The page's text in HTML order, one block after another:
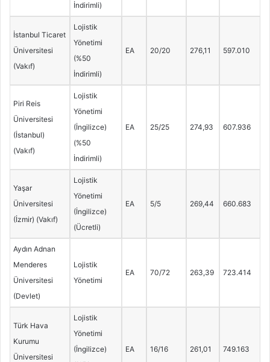
İndirimli)
İstanbul Ticaret
Üniversitesi
(Vakıf)
Lojistik
Yönetimi
(%50
İndirimli)
EA 20/20 276,11 597.010
Piri Reis
Üniversitesi
(İstanbul)
(Vakıf)
Lojistik
Yönetimi
(İngilizce)
(%50
İndirimli)
EA 25/25 274,93 607.936
Yaşar
Üniversitesi
(İzmir) (Vakıf)
Lojistik
Yönetimi
(İngilizce)
(Ücretli)
EA 5/5 269,44 660.683
Aydın Adnan
Menderes
Üniversitesi
(Devlet)
Lojistik
Yönetimi
EA 70/72 263,39 723.414
Türk Hava
Kurumu
Üniversitesi
Lojistik
Yönetimi
(İngilizce)
EA 16/16 261,01 749.163